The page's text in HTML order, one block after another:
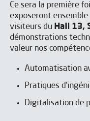
Ce sera la première
exposeront
visiteurs du Hall 13,
démonstrations
valeur nos
Automatisation
Pratiques
Digitalisation de